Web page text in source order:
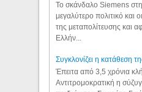
Το σκάνδαλο Siemens
μεγαλύτερο πολιτικό και
της μεταπολίτευσης και
Ελλήν...
Συγκλονίζει η κατάθεση
Έπειτα από 3,5 χρόνια
Αντιτρομοκρατική η